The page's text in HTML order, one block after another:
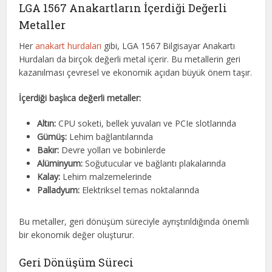
LGA 1567 Anakartların İçerdiği Değerli
Metaller
Heranakart hurdaları gibi, LGA 1567 Bilgisayar Anakartı
Hurdaları da birçok değerli metal içerir. Bu metallerin geri
kazanılması çevresel ve ekonomik açıdan büyük önem taşır.
İçerdiği başlıca değerli metaller:
Altın: CPU soketi, bellek yuvaları ve PCIe slotlarında
Gümüş: Lehim bağlantılarında
Bakır: Devre yolları ve bobinlerde
Alüminyum: Soğutucular ve bağlantı plakalarında
Kalay: Lehim malzemelerinde
Palladyum: Elektriksel temas noktalarında
Bu metaller, geri dönüşüm süreciyle ayrıştırıldığında önemli
bir ekonomik değer oluşturur.
Geri Dönüşüm Süreci